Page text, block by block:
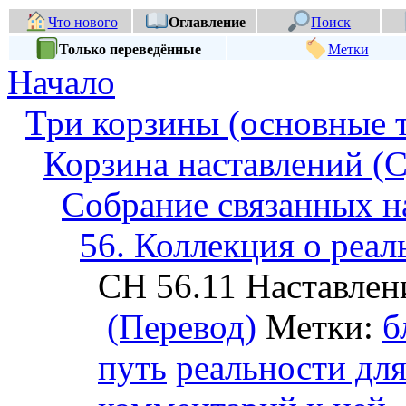
Что нового Оглавление
Поиск
Только переведённые
Метки
Начало
Три корзины (основные
Корзина наставлений
Собрание связанных
56. Коллекция о
СН 56.11
(Перевод) Метки:
путь реальности